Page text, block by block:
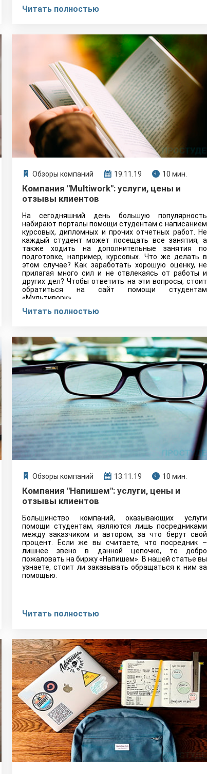
Читать полностью
Обзоры компаний 19.11.19 10 мин.
Компания "Multiwork": услуги, цены и
отзывы клиентов
На сегодняшний день большую популярность
набирают порталы помощи студентам с написанием
курсовых, дипломных и прочих отчетных работ. Не
каждый студент может посещать все занятия, а
также ходить на дополнительные занятия по
подготовке, например, курсовых. Что же делать в
этом случае? Как заработать хорошую оценку, не
прилагая много сил и не отвлекаясь от работы и
других дел? Чтобы ответить на эти вопросы, стоит
обратиться на сайт помощи студентам
«Мультиворк».
Читать полностью
Обзоры компаний 13.11.19 10 мин.
Компания "Напишем": услуги, цены и
отзывы клиентов
Большинство компаний, оказывающих услуги
помощи студентам, являются лишь посредниками
между заказчиком и автором, за что берут свой
процент. Если же вы считаете, что посредник –
лишнее звено в данной цепочке, то добро
пожаловать на биржу «Напишем». В нашей статье вы
узнаете, стоит ли заказывать обращаться к ним за
помощью.
Читать полностью